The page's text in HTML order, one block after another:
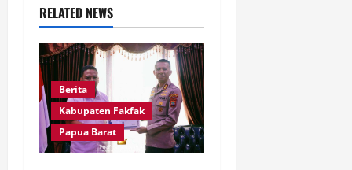
a
t
i
o
n
RELATED NEWS
Berita
Kabupaten Fakfak
Papua Barat